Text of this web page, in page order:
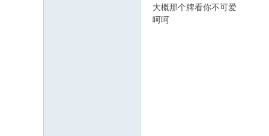
大概那个牌看你不可爱
呵呵